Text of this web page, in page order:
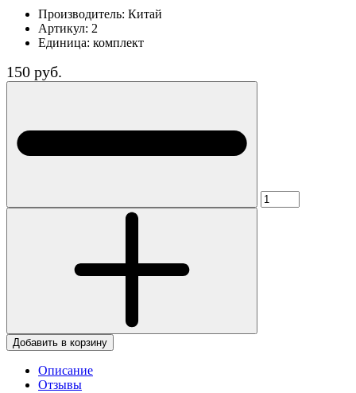
Производитель: Китай
Артикул: 2
Единица: комплект
150 руб.
Добавить в корзину
Описание
Отзывы